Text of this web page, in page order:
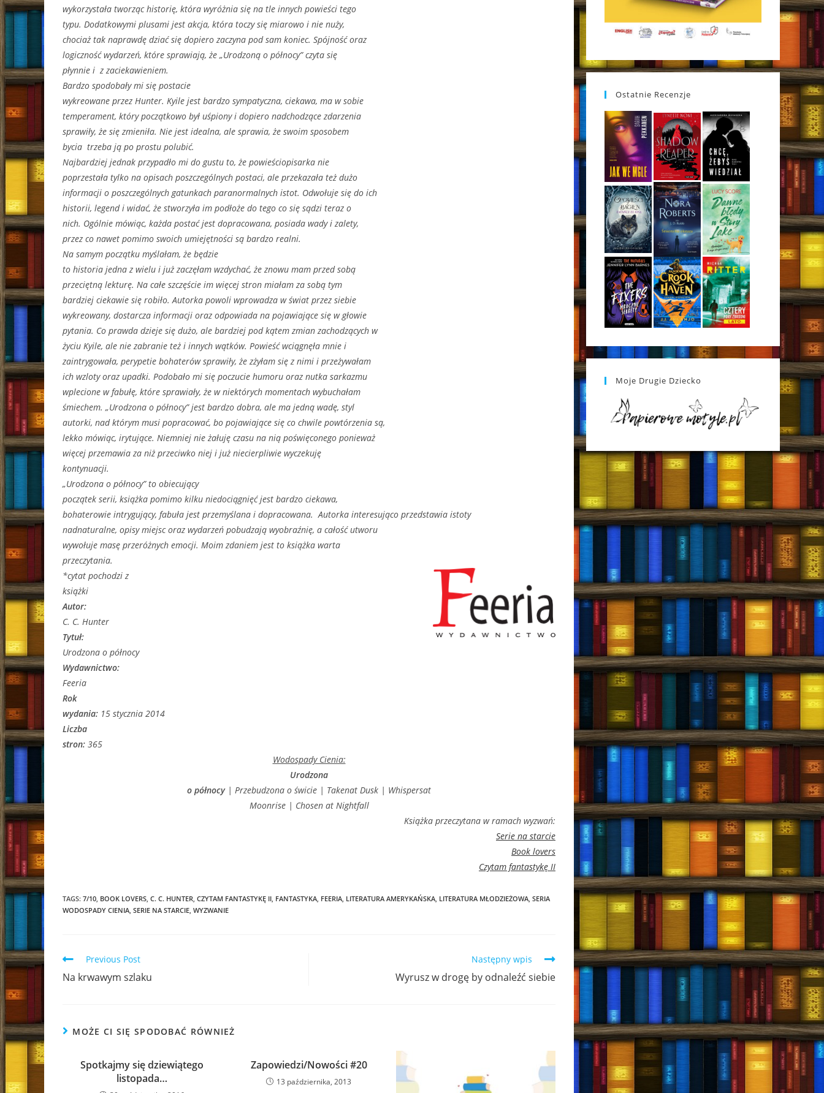
wykorzystała tworząc historię, która wyróżnia się na tle innych powieści tego
typu. Dodatkowymi plusami jest akcja, która toczy się miarowo i nie nuży,
chociaż tak naprawdę dziać się dopiero zaczyna pod sam koniec. Spójność oraz
logiczność wydarzeń, które sprawiają, że „Urodzoną o północy” czyta się
płynnie i z zaciekawieniem.
Bardzo spodobały mi się postacie
wykreowane przez Hunter. Kyile jest bardzo sympatyczna, ciekawa, ma w sobie
temperament, który początkowo był uśpiony i dopiero nadchodzące zdarzenia
sprawiły, że się zmieniła. Nie jest idealna, ale sprawia, że swoim sposobem
bycia trzeba ją po prostu polubić.
Najbardziej jednak przypadło mi do gustu to, że powieściopisarka nie
poprzestała tylko na opisach poszczególnych postaci, ale przekazała też dużo
informacji o poszczególnych gatunkach paranormalnych istot. Odwołuje się do ich
historii, legend i widać, że stworzyła im podłoże do tego co się sądzi teraz o
nich. Ogólnie mówiąc, każda postać jest dopracowana, posiada wady i zalety,
przez co nawet pomimo swoich umiejętności są bardzo realni.
Na samym początku myślałam, że będzie
to historia jedna z wielu i już zaczęłam wzdychać, że znowu mam przed sobą
przeciętną lekturę. Na całe szczęście im więcej stron miałam za sobą tym
bardziej ciekawie się robiło. Autorka powoli wprowadza w świat przez siebie
wykreowany, dostarcza informacji oraz odpowiada na pojawiające się w głowie
pytania. Co prawda dzieje się dużo, ale bardziej pod kątem zmian zachodzących w
życiu Kyile, ale nie zabranie też i innych wątków. Powieść wciągnęła mnie i
zaintrygowała, perypetie bohaterów sprawiły, że zżyłam się z nimi i przeżywałam
ich wzloty oraz upadki. Podobało mi się poczucie humoru oraz nutka sarkazmu
wplecione w fabułę, które sprawiały, że w niektórych momentach wybuchałam
śmiechem. „Urodzona o północy” jest bardzo dobra, ale ma jedną wadę, styl
autorki, nad którym musi popracować, bo pojawiające się co chwile powtórzenia są,
lekko mówiąc, irytujące. Niemniej nie żałuję czasu na nią poświęconego ponieważ
więcej przemawia za niż przeciwko niej i już niecierpliwie wyczekuję
kontynuacji.
„Urodzona o północy” to obiecujący
początek serii, książka pomimo kilku niedociągnięć jest bardzo ciekawa,
bohaterowie intrygujący, fabuła jest przemyślana i dopracowana. Autorka interesująco przedstawia istoty
nadnaturalne, opisy miejsc oraz wydarzeń pobudzają wyobraźnię, a całość utworu
wywołuje masę przeróżnych emocji. Moim zdaniem jest to książka warta
przeczytania.
*cytat pochodzi z
książki
Autor:
C. C. Hunter
Tytuł:
Urodzona o północy
Wydawnictwo:
Feeria
Rok
wydania: 15 stycznia 2014
Liczba
stron: 365
Wodospady Cienia:
Urodzona
o północy| Przebudzona o świcie | Takenat Dusk | Whispersat
Moonrise | Chosen at Nightfall
Książka przeczytana w ramach wyzwań:
Serie na starcie
Book lovers
Czytam fantastykę II
TAGS: 7/10, BOOK LOVERS, C. C. HUNTER, CZYTAM FANTASTYKĘ II, FANTASTYKA, FEERIA, LITERATURA AMERYKAŃSKA, LITERATURA MŁODZIEŻOWA, SERIA
WODOSPADY CIENIA, SERIE NA STARCIE, WYZWANIE
Read
more
articles
Previous Post
Na krwawym szlaku
Następny wpis
Wyrusz w drogę by odnaleźć siebie
MOŻE CI SIĘ SPODOBAĆ RÓWNIEŻ
Spotkajmy się dziewiątego
listopada…
Zapowiedzi/Nowości #20
13 października, 2013
Ostatnie Recenzje
Moje Drugie Dziecko